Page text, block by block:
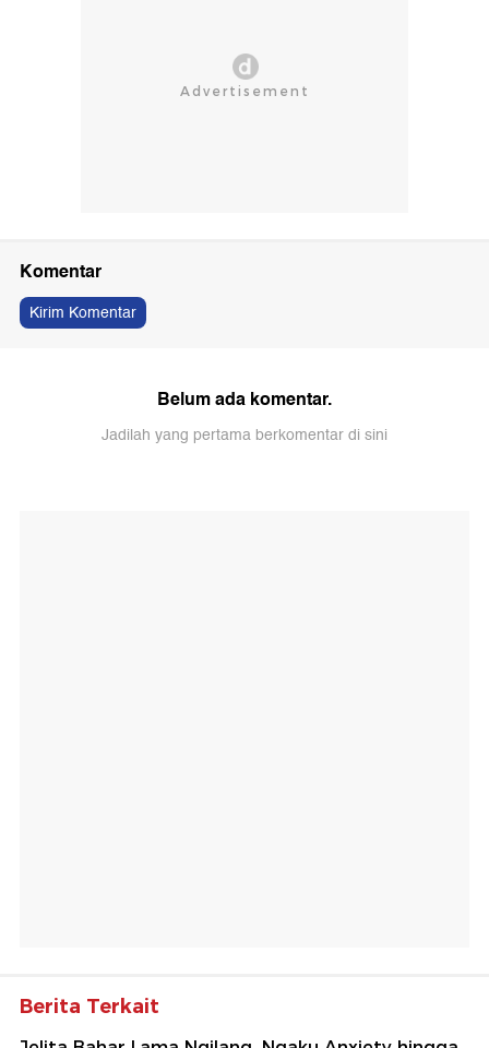
Komentar
Kirim Komentar
Belum ada komentar.
Jadilah yang pertama berkomentar di sini
Berita Terkait